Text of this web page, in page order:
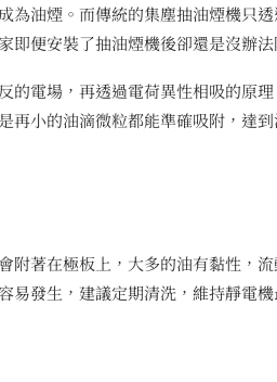
為油煙。而傳統的集塵抽油煙機只
便安裝了抽油煙機後卻還是沒辦法
的電場，再透過電荷異性相吸的原
小的油滴微粒都能準確吸附，達到
附著在極板上，大多的油有黏性，
易發生，建議定期清洗，維持靜電